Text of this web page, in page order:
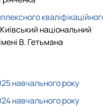
_Київський національний
В. Гетьмана
навчального року
навчального року